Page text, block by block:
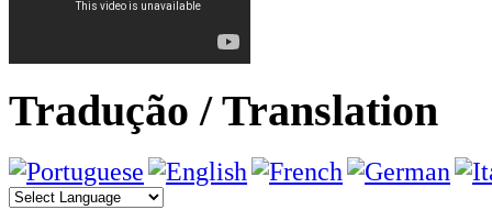
Tradução / Translation